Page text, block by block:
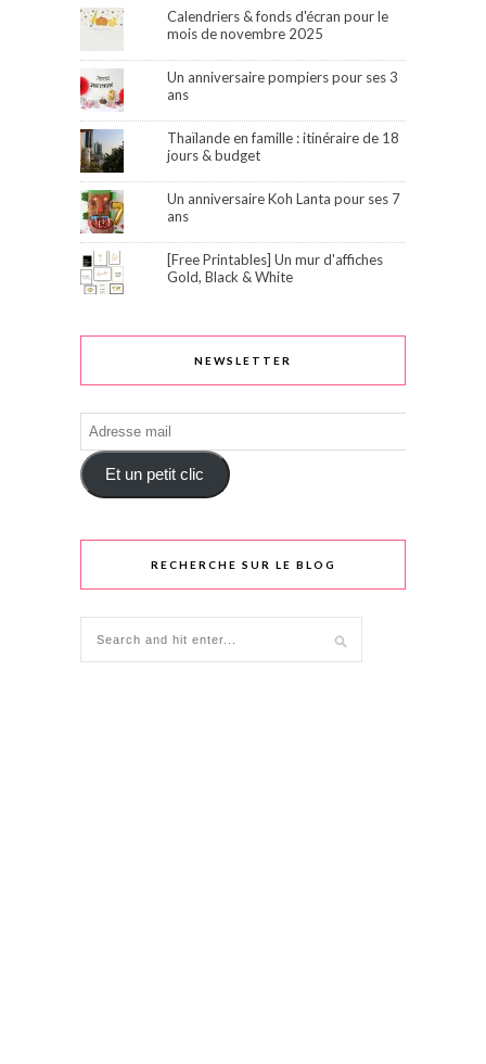
Calendriers & fonds d'écran pour le
mois de novembre 2025
Un anniversaire pompiers pour ses 3
ans
Thaïlande en famille : itinéraire de 18
jours & budget
Un anniversaire Koh Lanta pour ses 7
ans
[Free Printables] Un mur d'affiches
Gold, Black & White
NEWSLETTER
Adresse
mail
Et un petit clic
RECHERCHE SUR LE BLOG